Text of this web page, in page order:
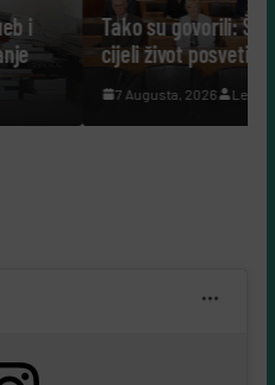
Šta nam danas govore ljudi
nauci?
Leila Kurbegović